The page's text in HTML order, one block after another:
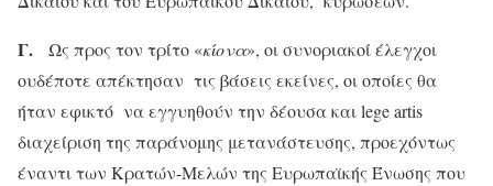
Γ. Ως προς τον τρίτο «κίονα», οι συνοριακοί έλεγχοι
ουδέποτε απέκτησαν τις βάσεις εκείνες, οι οποίες θα
ήταν εφικτό να εγγυηθούν την δέουσα και lege artis
διαχείριση της παράνομης μετανάστευσης, προεχόντως
έναντι των Κρατών-Μελών της Ευρωπαϊκής Ένωσης που